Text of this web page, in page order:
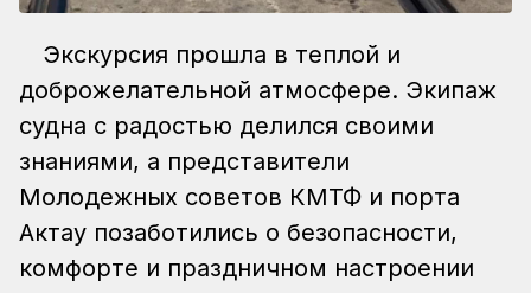
Экскурсия прошла в теплой и
доброжелательной атмосфере. Экипаж
судна с радостью делился своими
знаниями, а представители
Молодежных советов КМТФ и порта
Актау позаботились о безопасности,
комфорте и праздничном настроении